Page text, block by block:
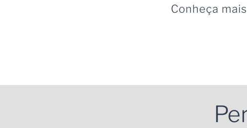
Conheça